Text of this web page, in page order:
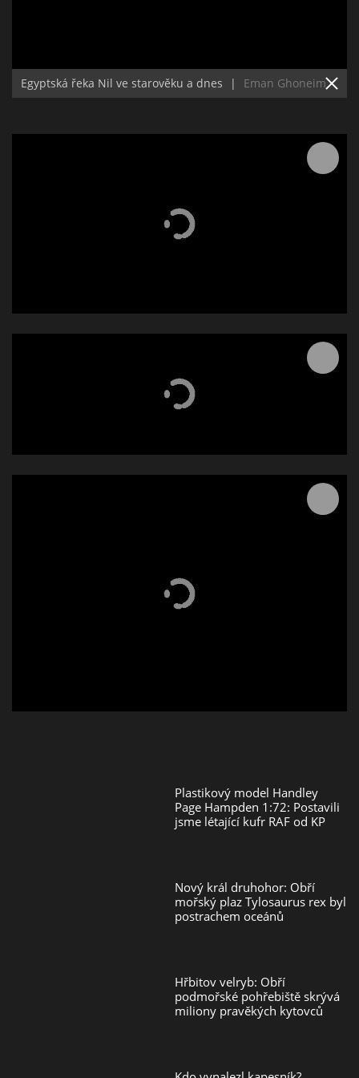
Egyptská řeka Nil ve starověku a dnes | Eman Ghoneim
Plastikový model Handley
Page Hampden 1:72: Postavili
jsme létající kufr RAF od KP
Nový král druhohor: Obří
mořský plaz Tylosaurus rex byl
postrachem oceánů
Hřbitov velryb: Obří
podmořské pohřebiště skrývá
miliony pravěkých kytovců